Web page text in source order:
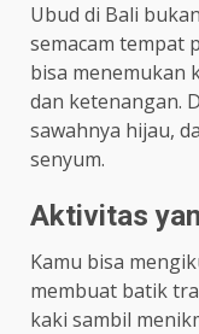
Ubud di Bali
semacam tempat
bisa menemukan
dan ketenangan.
sawahnya hijau,
senyum.
Aktivitas
Kamu bisa
membuat batik
kaki sambil